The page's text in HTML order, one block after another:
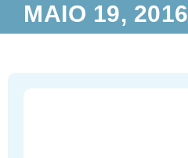
MAIO 19, 2016